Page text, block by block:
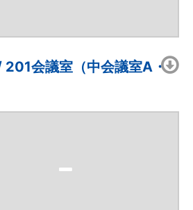
201会議室（中会議室A・